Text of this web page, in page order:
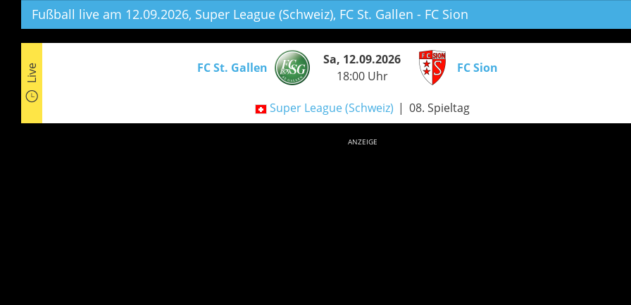
Fußball live am 12.09.2026, Super League (Schweiz), FC St. Gallen - FC Sion
Live FC St. Gallen
Sa, 12.09.2026
18:00 Uhr
FC Sion
Super League (Schweiz) 08. Spieltag
ANZEIGE